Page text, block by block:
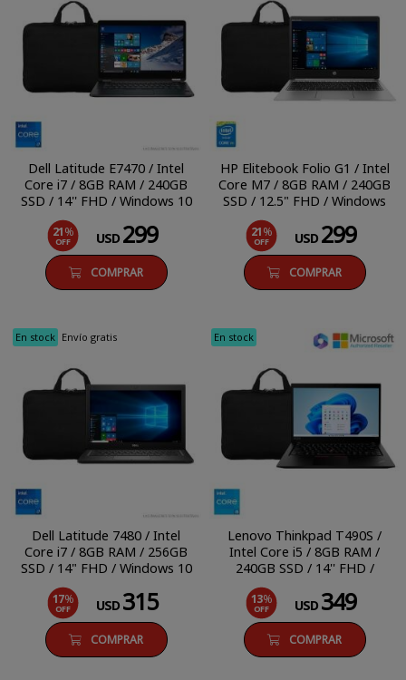
Dell Latitude E7470 / Intel
Core i7 / 8GB RAM / 240GB
SSD / 14'' FHD / Windows 10
21%
OFF USD 299
COMPRAR
HP Elitebook Folio G1 / Intel
Core M7 / 8GB RAM / 240GB
SSD / 12.5" FHD / Windows
21%
OFF USD 299
COMPRAR
En stock Envío gratis
Dell Latitude 7480 / Intel
Core i7 / 8GB RAM / 256GB
SSD / 14" FHD / Windows 10
17%
OFF USD 315
COMPRAR
En stock
Lenovo Thinkpad T490S /
Intel Core i5 / 8GB RAM /
240GB SSD / 14'' FHD /
Windows 11 Pro
13%
OFF USD 349
COMPRAR